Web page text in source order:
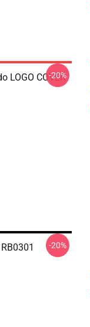
LOGO COVER
-20%
-20%